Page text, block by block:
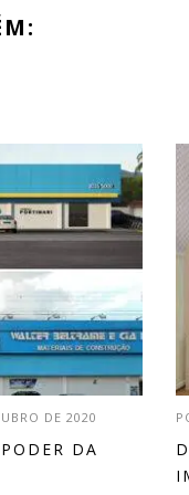
DE 2020
DA